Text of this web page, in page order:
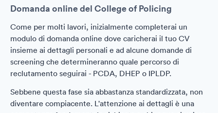
Domanda online del College of Policing
Come per molti lavori, inizialmente completerai un
modulo di domanda online dove caricherai il tuo CV
insieme ai dettagli personali e ad alcune domande di
screening che determineranno quale percorso di
reclutamento seguirai - PCDA, DHEP o IPLDP.
Sebbene questa fase sia abbastanza standardizzata, non
diventare compiacente. L'attenzione ai dettagli è una